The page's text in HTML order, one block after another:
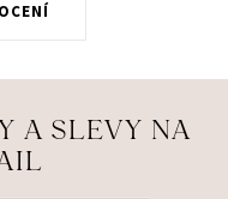
A SLEVY NA